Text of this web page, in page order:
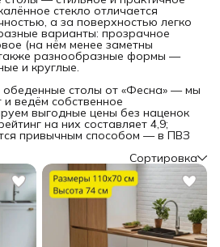
стекло отличается
а за поверхностью легко
варианты: прозрачное
(на нём менее заметны
разнообразные формы —
и круглые.
обеденные столы от «Фесна» — мы
ведём собственное
выгодные цены без наценок
на них составляет 4,9;
привычным способом — в ПВЗ
Сортировка